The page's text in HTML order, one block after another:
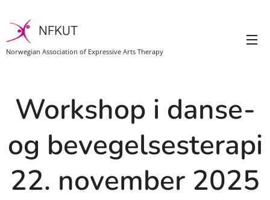
NFKUT
Norwegian Association of Expressive Arts Therapy
Workshop i danse-
og bevegelsesterapi
22. november 2025